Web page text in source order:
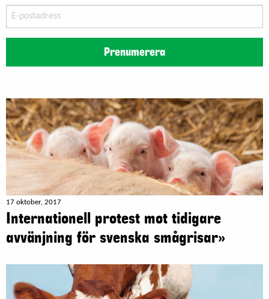
postadress
Prenumerera
17 oktober, 2017
Internationell protest mot tidigare
avvänjning för svenska smågrisar»